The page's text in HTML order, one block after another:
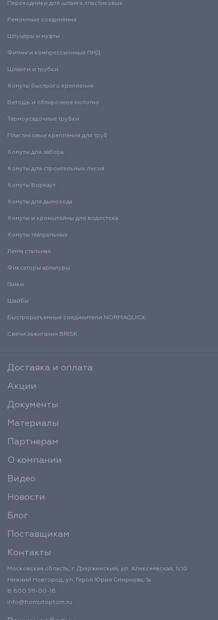
Переходники для шланга пластиковые
Ремонтные соединения
Штуцеры и муфты
Фитинги компрессионные ПНД
Шланги и трубки
Хомуты быстрого крепления
Ветошь и обтирочное полотно
Термоусадочные трубки
Пластиковые крепления для труб
Хомуты для забора
Хомуты для строительных лесов
Хомуты Воркаут
Хомуты для дымохода
Хомуты и кронштейны для водостока
Хомуты театральные
Лента стальная
Фиксаторы арматуры
Гайки
Шайбы
Быстроразъемные соединители NORMAQUICK
Свечи зажигания BRISK
Доставка и оплата
Акции
Документы
Материалы
Партнерам
О компании
Видео
Новости
Блог
Поставщикам
Контакты
Московская область, г. Дзержинский, ул. Алексеевская, 1с10
Нижний Новгород, ул. Героя Юрия Смирнова, 1а
8 800 511-00-18
info@homutoptom.ru